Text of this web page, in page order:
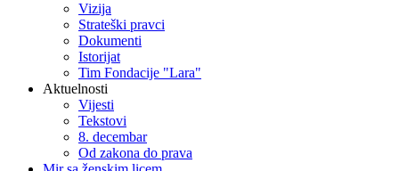
Vizija
Strateški pravci
Dokumenti
Istorijat
Tim Fondacije "Lara"
Aktuelnosti
Vijesti
Tekstovi
8. decembar
Od zakona do prava